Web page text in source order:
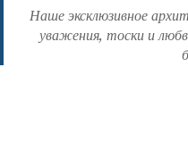
Наше эксклюзивное
уважения, тоски и